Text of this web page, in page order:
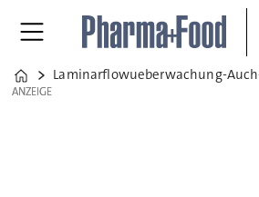
Home
Laminarflowueberwachung-
ANZEIGE
ANZEIGE